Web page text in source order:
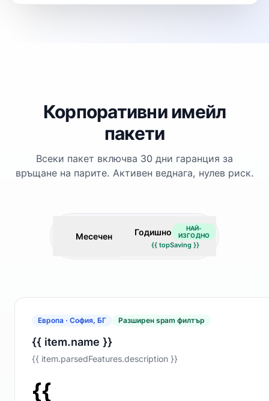
Корпоративни имейл
пакети
Всеки пакет включва 30 дни гаранция за
връщане на парите. Активен веднага, нулев риск.
Месечен Годишно
НАЙ-
ИЗГОДНО
{{ topSaving }}
Европа · София, БГ Разширен spam филтър
{{ item.name }}
{{ item.parsedFeatures.description }}
{{